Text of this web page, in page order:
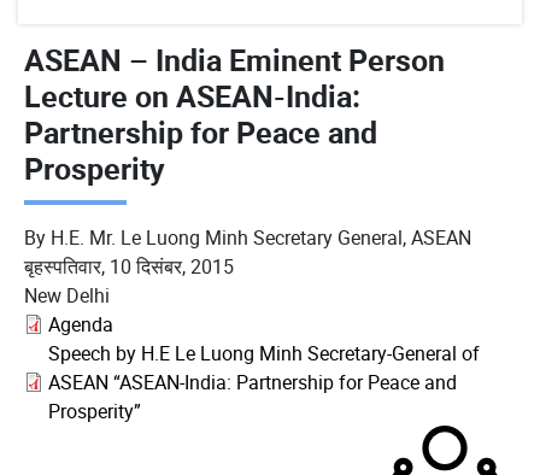
ASEAN – India Eminent Person
Lecture on ASEAN-India:
Partnership for Peace and
Prosperity
By H.E. Mr. Le Luong Minh Secretary General, ASEAN
बृहस्पतिवार, 10 दिसंबर, 2015
New Delhi
Agenda
Speech by H.E Le Luong Minh Secretary-General of
ASEAN “ASEAN-India: Partnership for Peace and
Prosperity”